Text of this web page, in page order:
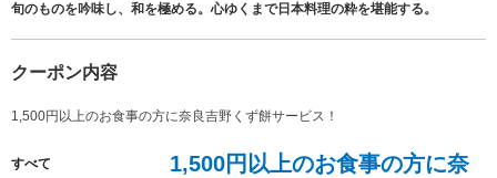
旬のものを吟味し、和を極める。心ゆくまで日本料理の粋を堪能する。
クーポン内容
1,500円以上のお食事の方に奈良吉野くず餅サービス！
すべて
1,500円以上のお食事の方に奈